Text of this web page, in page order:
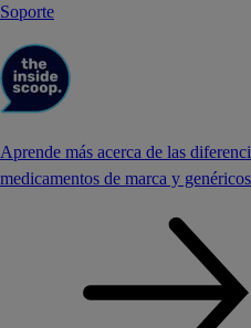
Soporte
Aprende más acerca de las
medicamentos de marca y genéricos